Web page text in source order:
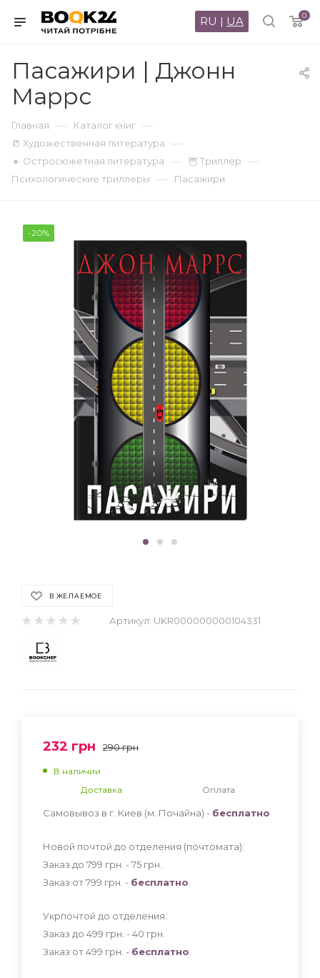
0
RU | UA
Пасажири | Джонн
Маррс
Главная — Каталог книг —
📒 Художественная литература —
🔸 Остросюжетная литература — 🦉 Триллер —
Психологические триллеры — Пасажири
-20%
В ЖЕЛАЕМОЕ
Артикул: UKR000000000104331
232 грн 290грн
В наличии
Доставка
Оплата
Самовывоз в г. Киев (м. Почайна) - бесплатно
Новой почтой до отделения (почтомата):
Заказ до 799 грн. - 75 грн
Заказ от 799 грн. - бесплатно
Укрпочтой до отделения:
Заказ до 499 грн. - 40 грн
Заказ от 499 грн. - бесплатно